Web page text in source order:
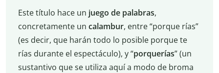
Este título hace un juego de palabras,
concretamente un calambur, entre “porque rías”
(es decir, que harán todo lo posible porque te
rías durante el espectáculo), y “porquerías” (un
sustantivo que se utiliza aquí a modo de broma